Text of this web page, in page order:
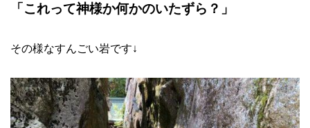
「これって神様か何かのいたずら？」
その様なすんごい岩です↓